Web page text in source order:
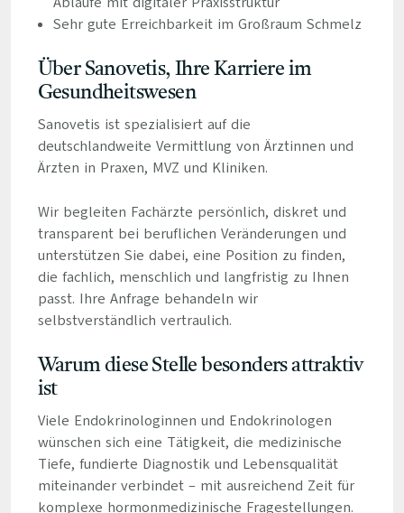
Sehr gute Erreichbarkeit im Großraum Schmelz
Über Sanovetis, Ihre Karriere im
Gesundheitswesen
Sanovetis ist spezialisiert auf die
deutschlandweite Vermittlung von Ärztinnen und
Ärzten in Praxen, MVZ und Kliniken.
Wir begleiten Fachärzte persönlich, diskret und
transparent bei beruflichen Veränderungen und
unterstützen Sie dabei, eine Position zu finden,
die fachlich, menschlich und langfristig zu Ihnen
passt. Ihre Anfrage behandeln wir
selbstverständlich vertraulich.
Warum diese Stelle besonders attraktiv
ist
Viele Endokrinologinnen und Endokrinologen
wünschen sich eine Tätigkeit, die medizinische
Tiefe, fundierte Diagnostik und Lebensqualität
miteinander verbindet – mit ausreichend Zeit für
komplexe hormonmedizinische Fragestellungen.